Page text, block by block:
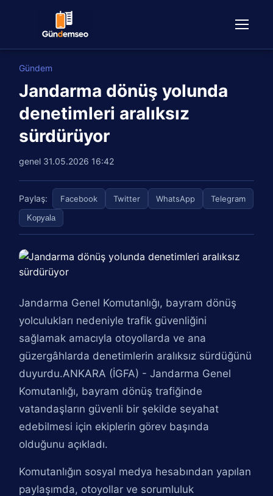
Gündem
Jandarma dönüş yolunda
denetimleri aralıksız
sürdürüyor
genel 31.05.2026 16:42
Paylaş: Facebook Twitter WhatsApp Telegram
Kopyala
Jandarma Genel Komutanlığı, bayram dönüş
yolculukları nedeniyle trafik güvenliğini
sağlamak amacıyla otoyollarda ve ana
güzergâhlarda denetimlerin aralıksız sürdüğünü
duyurdu.ANKARA (İGFA) - Jandarma Genel
Komutanlığı, bayram dönüş trafiğinde
vatandaşların güvenli bir şekilde seyahat
edebilmesi için ekiplerin görev başında
olduğunu açıkladı.
Komutanlığın sosyal medya hesabından yapılan
paylaşımda, otoyollar ve sorumluluk